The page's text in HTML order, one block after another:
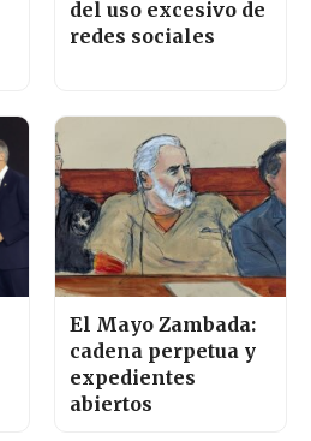
del uso excesivo de
redes sociales
El Mayo Zambada:
cadena perpetua y
expedientes
abiertos